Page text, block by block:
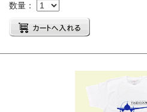
数量：